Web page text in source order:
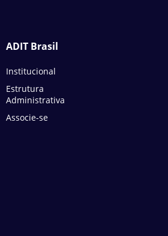
ADIT Brasil
Institucional
Estrutura
Administrativa
Associe-se